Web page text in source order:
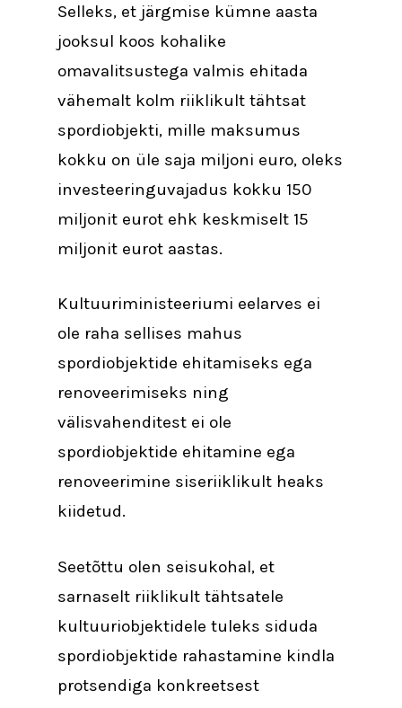
Selleks, et järgmise kümne aasta
jooksul koos kohalike
omavalitsustega valmis ehitada
vähemalt kolm riiklikult tähtsat
spordiobjekti, mille maksumus
kokku on üle saja miljoni euro, oleks
investeeringuvajadus kokku 150
miljonit eurot ehk keskmiselt 15
miljonit eurot aastas.
Kultuuriministeeriumi eelarves ei
ole raha sellises mahus
spordiobjektide ehitamiseks ega
renoveerimiseks ning
välisvahenditest ei ole
spordiobjektide ehitamine ega
renoveerimine siseriiklikult heaks
kiidetud.
Seetõttu olen seisukohal, et
sarnaselt riiklikult tähtsatele
kultuuriobjektidele tuleks siduda
spordiobjektide rahastamine kindla
protsendiga konkreetsest